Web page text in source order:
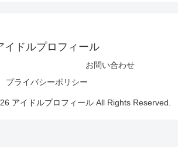
イドルプロフィール
お問い合わせ
プライバシーポリシー
アイドルプロフィール All Rights Reserved.